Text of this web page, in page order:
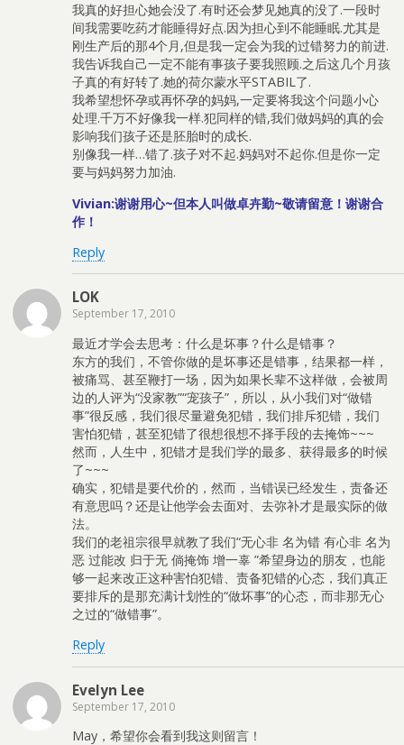
我真的好担心她会没了.有时还会梦见她真的没了.一段时
间我需要吃药才能睡得好点.因为担心到不能睡眠.尤其是
刚生产后的那4个月,但是我一定会为我的过错努力的前进.
我告诉我自己一定不能有事孩子要我照顾.之后这几个月孩
子真的有好转了.她的荷尔蒙水平STABIL了.
我希望想怀孕或再怀孕的妈妈,一定要将我这个问题小心
处理.千万不好像我一样.犯同样的错,我们做妈妈的真的会
影响我们孩子还是胚胎时的成长.
别像我一样…错了.孩子对不起.妈妈对不起你.但是你一定
要与妈妈努力加油.
Vivian:谢谢用心~但本人叫做卓卉勤~敬请留意！谢谢合
作！
Reply
LOK
September 17, 2010
最近才学会去思考：什么是坏事？什么是错事？
东方的我们，不管你做的是坏事还是错事，结果都一样，
被痛骂、甚至鞭打一场，因为如果长辈不这样做，会被周
边的人评为“没家教”“宠孩子”，所以，从小我们对“做错
事”很反感，我们很尽量避免犯错，我们排斥犯错，我们
害怕犯错，甚至犯错了很想很想不择手段的去掩饰~~~
然而，人生中，犯错才是我们学的最多、获得最多的时候
了~~~
确实，犯错是要代价的，然而，当错误已经发生，责备还
有意思吗？还是让他学会去面对、去弥补才是最实际的做
法。
我们的老祖宗很早就教了我们“无心非 名为错 有心非 名为
恶 过能改 归于无 倘掩饰 增一辜 ”希望身边的朋友，也能
够一起来改正这种害怕犯错、责备犯错的心态，我们真正
要排斥的是那充满计划性的“做坏事”的心态，而非那无心
之过的“做错事”。
Reply
Evelyn Lee
September 17, 2010
May，希望你会看到我这则留言！